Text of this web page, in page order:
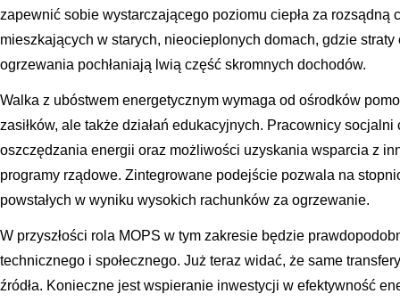
zapewnić sobie wystarczającego poziomu ciepła za rozsądną
mieszkających w starych, nieocieplonych domach, gdzie
ogrzewania pochłaniają lwią część skromnych dochodów.
Walka z ubóstwem energetycznym wymaga od ośrodków
zasiłków, ale także działań edukacyjnych. Pracownicy
oszczędzania energii oraz możliwości uzyskania wsparcia z
programy rządowe. Zintegrowane podejście pozwala na
powstałych w wyniku wysokich rachunków za ogrzewanie.
W przyszłości rola MOPS w tym zakresie będzie
technicznego i społecznego. Już teraz widać, że same
źródła. Konieczne jest wspieranie inwestycji w efektywność